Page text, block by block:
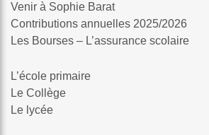
Venir à Sophie Barat
Contributions annuelles 2025/2026
Les Bourses – L’assurance scolaire
L’école primaire
Le Collège
Le lycée